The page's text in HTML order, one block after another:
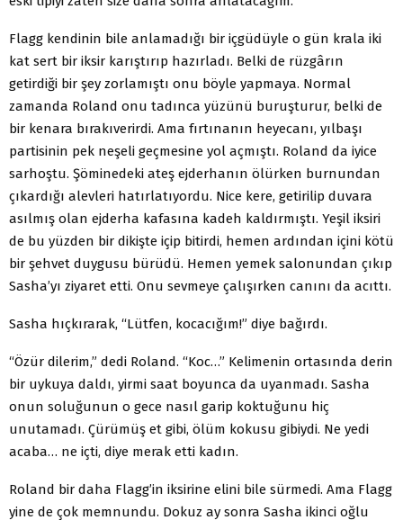
Flagg kendinin bile anlamadığı bir içgüdüyle o gün krala iki
kat sert bir iksir karıştırıp hazırladı. Belki de rüzgârın
getirdiği bir şey zorlamıştı onu böyle yapmaya. Normal
zamanda Roland onu tadınca yüzünü buruşturur, belki de
bir kenara bırakıverirdi. Ama fırtınanın heyecanı, yılbaşı
partisinin pek neşeli geçmesine yol açmıştı. Roland da iyice
sarhoştu. Şöminedeki ateş ejderhanın ölürken burnundan
çıkardığı alevleri hatırlatıyordu. Nice kere, getirilip duvara
asılmış olan ejderha kafasına kadeh kaldırmıştı. Yeşil iksiri
de bu yüzden bir dikişte içip bitirdi, hemen ardından içini kötü
bir şehvet duygusu bürüdü. Hemen yemek salonundan çıkıp
Sasha’yı ziyaret etti. Onu sevmeye çalışırken canını da acıttı.
Sasha hıçkırarak, “Lütfen, kocacığım!” diye bağırdı.
“Özür dilerim,” dedi Roland. “Koc…” Kelimenin ortasında derin
bir uykuya daldı, yirmi saat boyunca da uyanmadı. Sasha
onun soluğunun o gece nasıl garip koktuğunu hiç
unutamadı. Çürümüş et gibi, ölüm kokusu gibiydi. Ne yedi
acaba… ne içti, diye merak etti kadın.
Roland bir daha Flagg’in iksirine elini bile sürmedi. Ama Flagg
yine de çok memnundu. Dokuz ay sonra Sasha ikinci oğlu